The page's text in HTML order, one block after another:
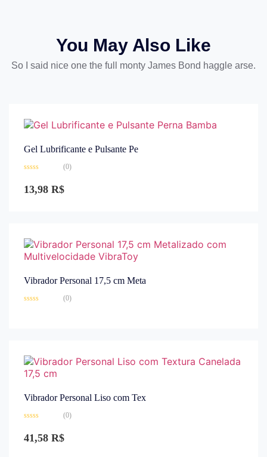
You May Also Like
So I said nice one the full monty James Bond haggle arse.
Gel Lubrificante e Pulsante Pe
0
de
(0)
13,98 R$
Vibrador Personal 17,5 cm Meta
(0)
Vibrador Personal Liso com Tex
0
de
(0)
41,58 R$